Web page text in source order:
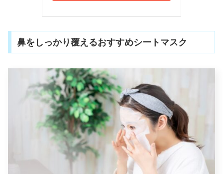
鼻をしっかり覆えるおすすめシートマスク